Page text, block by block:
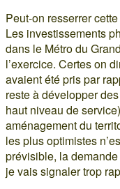
Peut-on resserrer
Les investissements
dans le Métro du
l’exercice. Certes on
avaient été pris par
reste à développer
haut niveau de
aménagement du
les plus optimistes
prévisible, la
je vais signaler trop